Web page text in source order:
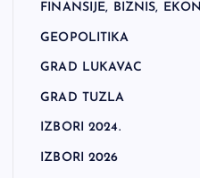
FINANSIJE, BIZNIS,
GEOPOLITIKA
GRAD LUKAVAC
GRAD TUZLA
IZBORI 2024.
IZBORI 2026